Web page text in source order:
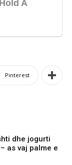
Pinterest
dhe jogurti
as vaj palme e